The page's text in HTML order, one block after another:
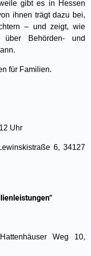
gibt es in Hessen
ihnen trägt dazu bei,
– und zeigt, wie
über Behörden- und
für Familien.
Uhr
6, 34127
Weg 10,